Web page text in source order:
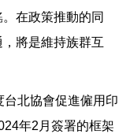
在政策推動的同
將是維持族群互
北協會促進僱用印
年2月簽署的框架